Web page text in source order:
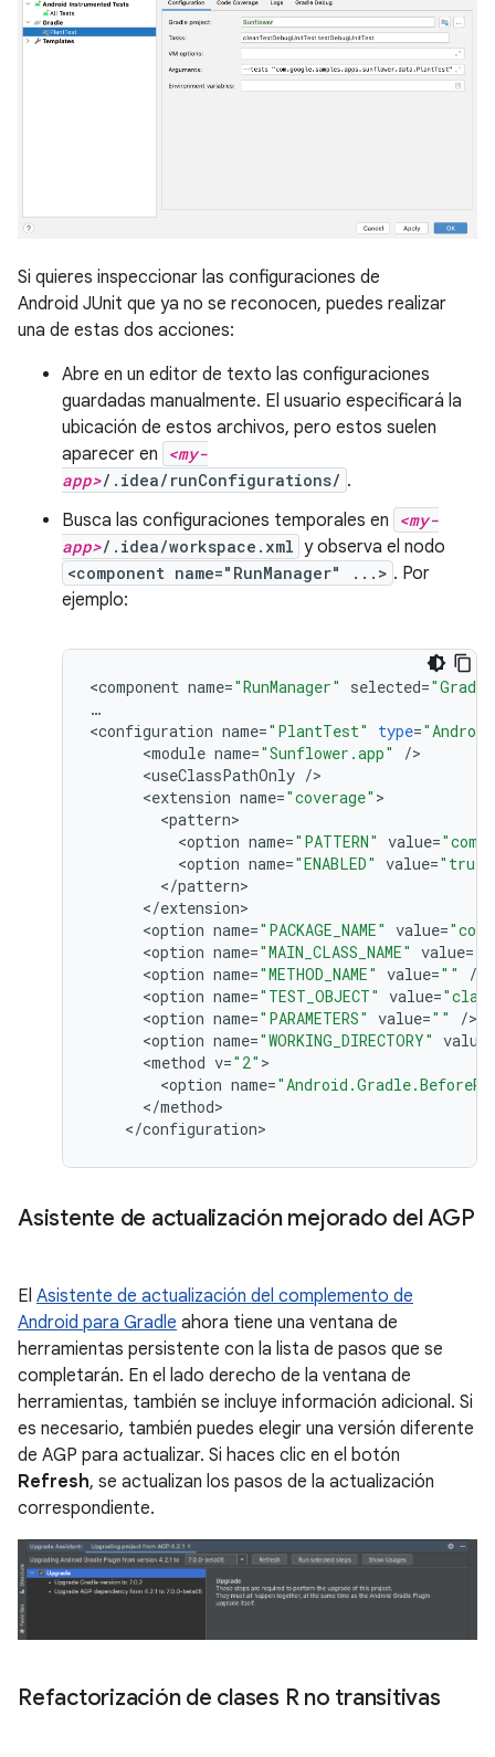
Si quieres inspeccionar las configuraciones de
Android JUnit que ya no se reconocen, puedes realizar
una de estas dos acciones:
Abre en un editor de texto las configuraciones
guardadas manualmente. El usuario especificará la
ubicación de estos archivos, pero estos suelen
aparecer en
<my-
app>/.idea/runConfigurations/ .
Busca las configuraciones temporales en
<my-
app>/.idea/workspace.xml y observa el nodo
<component name="RunManager" ...> . Por
ejemplo:
<component name="RunManager" selected=
…
<configuration name="PlantTest" type=
<module name="Sunflower.app" /
<useClassPathOnly /
<extension name="coverage"
<pattern
<option name="PATTERN" value=
<option name="ENABLED" value="true"
</pattern
</extension
<option name="PACKAGE_NAME" value=
<option name="MAIN_CLASS_NAME" value=
<option name="METHOD_NAME" value="" /
<option name="TEST_OBJECT" value=
<option name="PARAMETERS" value="" /
<option name="WORKING_DIRECTORY" value
<method v="2"
<option name=
</method
</configuration
Asistente de actualización mejorado del AGP
El Asistente de actualización del complemento de
Android para Gradle ahora tiene una ventana de
herramientas persistente con la lista de pasos que se
completarán. En el lado derecho de la ventana de
herramientas, también se incluye información adicional. Si
es necesario, también puedes elegir una versión diferente
de AGP para actualizar. Si haces clic en el botón
Refresh, se actualizan los pasos de la actualización
correspondiente.
Refactorización de clases R no transitivas